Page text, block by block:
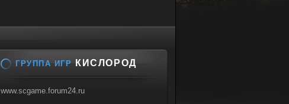
ГРУППА ИГР КИСЛОРОД
www.scgame.forum24.ru